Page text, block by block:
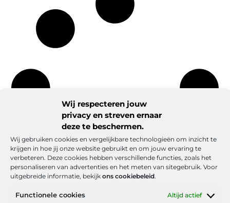
Wij respecteren jouw
privacy en streven ernaar
deze te beschermen.
Wij gebruiken cookies en vergelijkbare technologieën om inzicht te
krijgen in hoe jij onze website gebruikt en om jouw ervaring te
verbeteren. Deze cookies hebben verschillende functies, zoals het
personaliseren van advertenties en het meten van sitegebruik. Voor
uitgebreide informatie, bekijk ons cookiebeleid.
Functionele cookies Altijd actief